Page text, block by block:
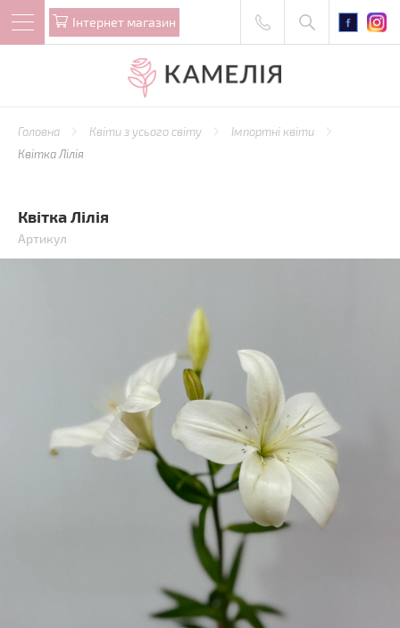
Iнтернет магазин
Головна Квіти з усього світу
Імпортні квіти
Квітка Лілія
Квітка Лілія
Артикул